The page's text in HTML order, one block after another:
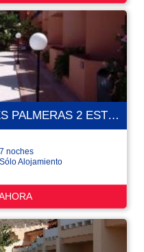
APARTAMENTOS LAS TRES PALMERAS 2 ESTRELLAS
7 noches
Sólo Alojamiento